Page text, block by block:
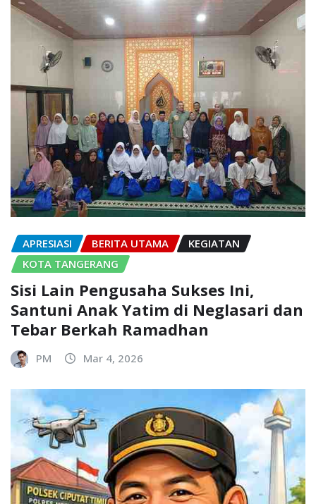
APRESIASI BERITA UTAMA
KEGIATAN
KOTA TANGERANG
Sisi Lain Pengusaha Sukses Ini,
Santuni Anak Yatim di Neglasari dan
Tebar Berkah Ramadhan
PM Mar 4, 2026